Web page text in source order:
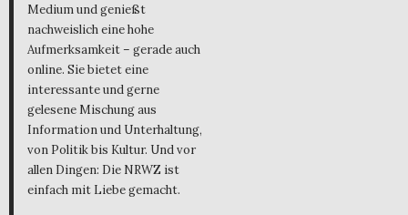
Medium und genießt
nachweislich eine hohe
Aufmerksamkeit – gerade auch
online. Sie bietet eine
interessante und gerne
gelesene Mischung aus
Information und Unterhaltung,
von Politik bis Kultur. Und vor
allen Dingen: Die NRWZ ist
einfach mit Liebe gemacht.